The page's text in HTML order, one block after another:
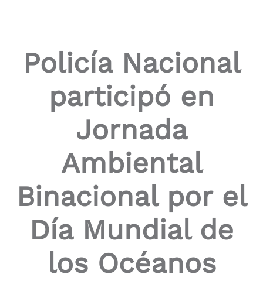
Policía Nacional
participó en
Jornada
Ambiental
Binacional por el
Día Mundial de
los Océanos